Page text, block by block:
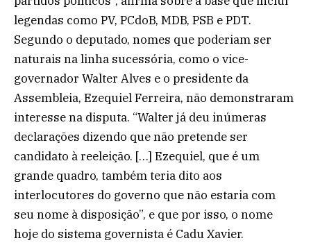
legendas como PV, PCdoB, MDB, PSB e PDT.
Segundo o deputado, nomes que poderiam ser
naturais na linha sucessória, como o vice-
governador Walter Alves e o presidente da
Assembleia, Ezequiel Ferreira, não demonstraram
interesse na disputa. “Walter já deu inúmeras
declarações dizendo que não pretende ser
candidato à reeleição. […] Ezequiel, que é um
grande quadro, também teria dito aos
interlocutores do governo que não estaria com
seu nome à disposição”, e que por isso, o nome
hoje do sistema governista é Cadu Xavier.